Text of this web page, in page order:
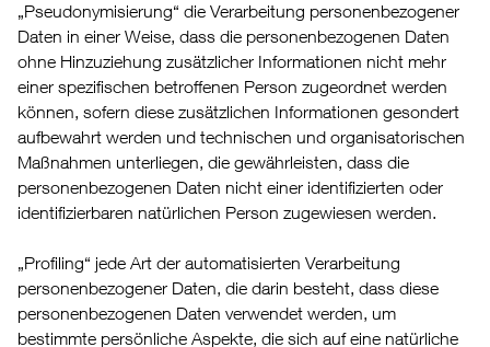
„Pseudonymisierung“ die Verarbeitung personenbezogener
Daten in einer Weise, dass die personenbezogenen Daten
ohne Hinzuziehung zusätzlicher Informationen nicht mehr
einer spezifischen betroffenen Person zugeordnet werden
können, sofern diese zusätzlichen Informationen gesondert
aufbewahrt werden und technischen und organisatorischen
Maßnahmen unterliegen, die gewährleisten, dass die
personenbezogenen Daten nicht einer identifizierten oder
identifizierbaren natürlichen Person zugewiesen werden.
„Profiling“ jede Art der automatisierten Verarbeitung
personenbezogener Daten, die darin besteht, dass diese
personenbezogenen Daten verwendet werden, um
bestimmte persönliche Aspekte, die sich auf eine natürliche